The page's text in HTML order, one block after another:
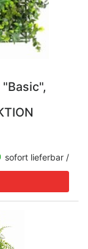
sofort lieferbar /